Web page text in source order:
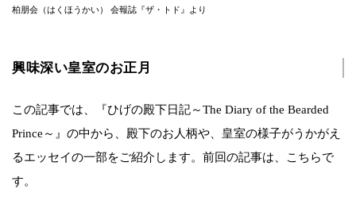
柏朋会（はくほうかい） 会報誌『ザ・トド』より
興味深い皇室のお正月
この記事では、『ひげの殿下日記～The Diary of the Bearded
Prince～』の中から、殿下のお人柄や、皇室の様子がうかがえ
るエッセイの一部をご紹介します。前回の記事は、こちらで
す。